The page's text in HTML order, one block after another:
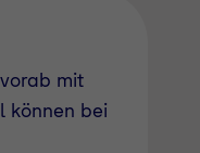
mit
können bei